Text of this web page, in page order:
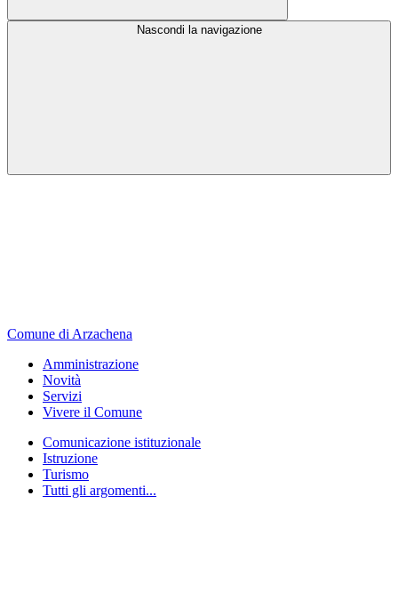
Nascondi la navigazione
Comune di Arzachena
Amministrazione
Novità
Servizi
Vivere il Comune
Comunicazione istituzionale
Istruzione
Turismo
Tutti gli argomenti...